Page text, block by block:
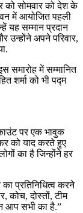
को सोमवार को देश के
में आयोजित पहली
यह सम्मान प्रदान
अपने परिवार,
समारोह में सम्मानित
शर्मा को भी पद्म
पर एक भावुक
को याद करते हुए
का है जिन्होंने हर
प्रतिनिधित्व करने
कोच, दोस्तों, टीम
आप सभी का है.”